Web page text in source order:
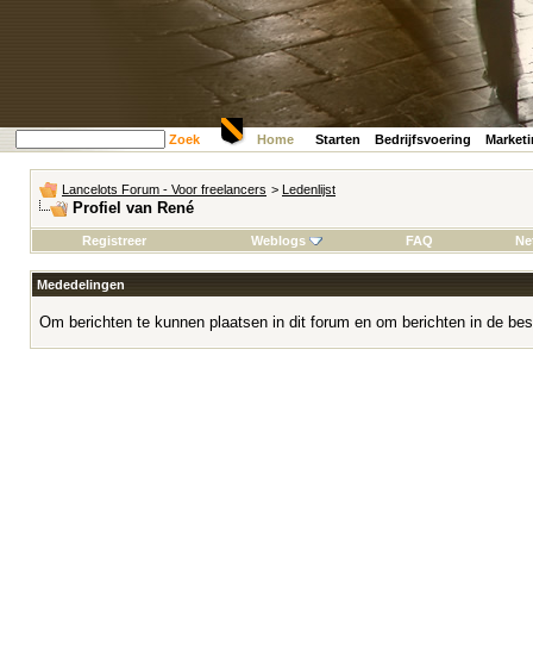
Zoek Home Starten Bedrijfsvoering
Lancelots Forum - Voor freelancers > Ledenlijst
Profiel van René
Registreer Weblogs FAQ
Mededelingen
Om berichten te kunnen plaatsen in dit forum en om berichten in de